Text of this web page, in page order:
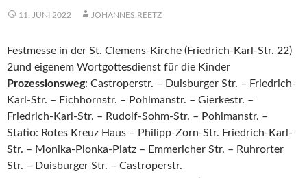
11. JUNI 2022 JOHANNES.REETZ
Festmesse in der St. Clemens-Kirche (Friedrich-Karl-Str. 22)
2und eigenem Wortgottesdienst für die Kinder
Prozessionsweg: Castroperstr. – Duisburger Str. – Friedrich-
Karl-Str. – Eichhornstr. – Pohlmanstr. – Gierkestr. –
Friedrich-Karl-Str. – Rudolf-Sohm-Str. – Pohlmanstr. –
Statio: Rotes Kreuz Haus – Philipp-Zorn-Str. Friedrich-Karl-
Str. – Monika-Plonka-Platz – Emmericher Str. – Ruhrorter
Str. – Duisburger Str. – Castroperstr.